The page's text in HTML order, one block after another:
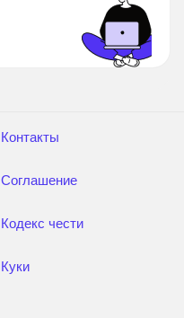
Контакты
Соглашение
Кодекс чести
Куки